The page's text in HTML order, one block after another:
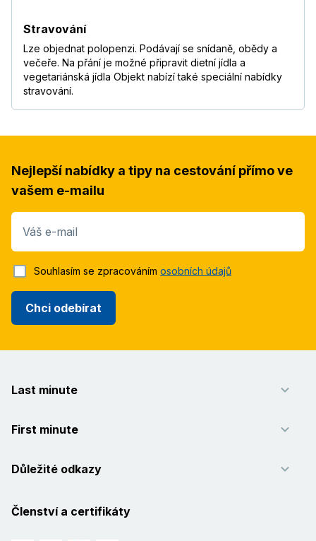
Stravování
Lze objednat polopenzi. Podávají se snídaně, obědy a
večeře. Na přání je možné připravit dietní jídla a
vegetariánská jídla Objekt nabízí také speciální nabídky
stravování.
Nejlepší nabídky a tipy na cestování přímo ve
vašem e-mailu
Váš e-mail
Chci odebírat
Souhlasím se zpracováním osobních údajů
Last minute
First minute
Důležité odkazy
Členství a certifikáty